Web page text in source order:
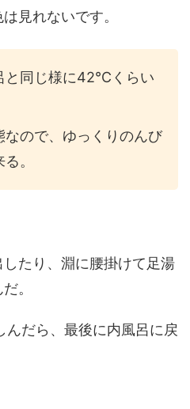
見れないです。
と同じ様に42℃くらい
ので、ゆっくりのんび
。
たり、淵に腰掛けて足湯
。
だら、最後に内風呂に戻